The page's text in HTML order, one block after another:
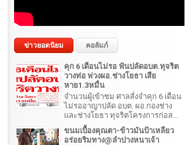
ข่าวยอดนิยม คอลัมภ์
คุก 6 เดือนไม่รอ ฟันปลัดอบต.ทุจริต
วางท่อ พ่วงผอ.ช่างโยธา เสีย
หาย1.3หมื่น
จำนวนผู้เข้าชม ศาลสั่งจำคุก 6 เดือน
ไม่รออาญาปลัด อบต. ผอ.กองช่าง
และช่างโยธา ทุจริตโครงการก่อส...
ขนมเบื้องคุณตา-ข้าวมันป้าเหลียว
อร่อยริมทาง@ลำปางหนาเจ้า